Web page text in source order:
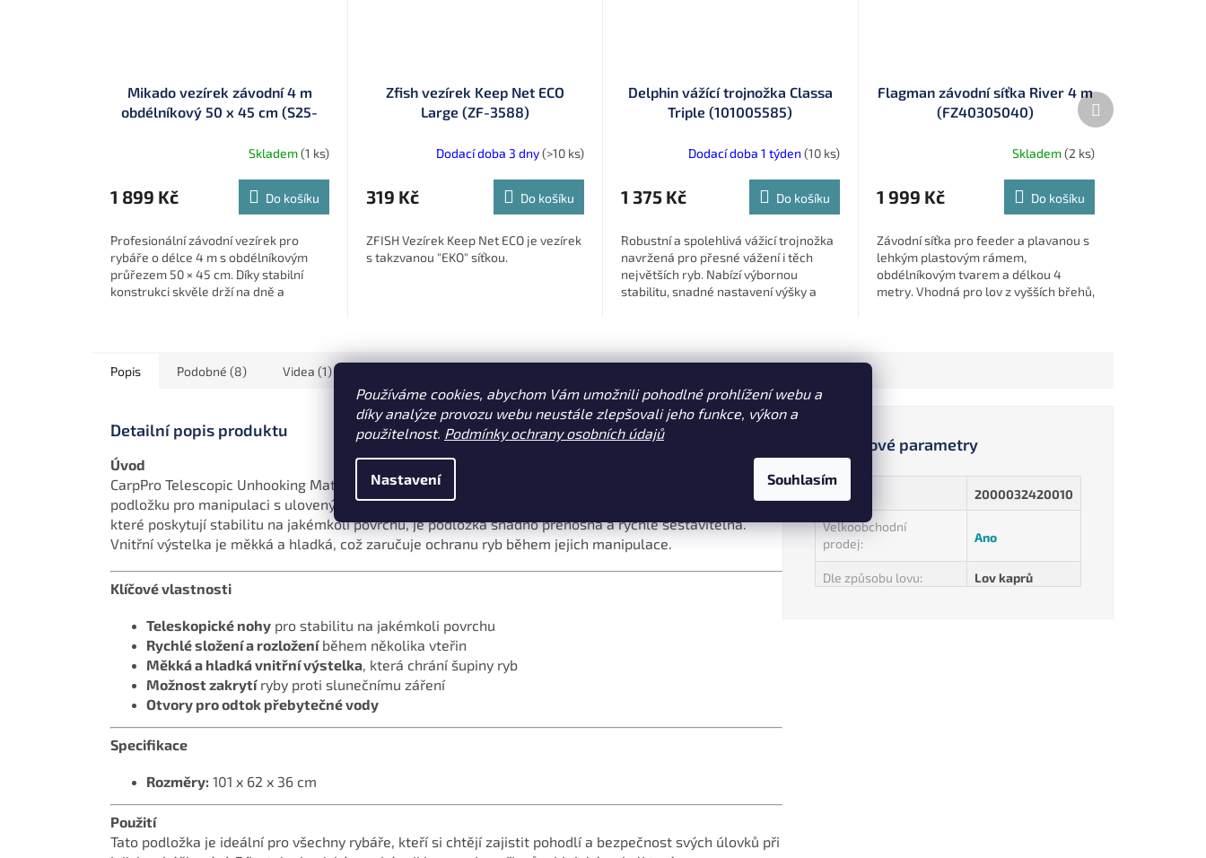
Používáme cookies, abychom Vám umožnili pohodlné prohlížení webu a
díky analýze provozu webu neustále zlepšovali jeho funkce, výkon a
použitelnost. Podmínky ochrany osobních údajů
Nastavení Souhlasím
Mikado vezírek závodní 4 m
obdélníkový 50 x 45 cm (S25-
Skladem(1 ks)
1 899 Kč Do košíku
Profesionální závodní vezírek pro
rybáře o délce 4 m s obdélníkovým
průřezem 50 × 45 cm. Díky stabilní
konstrukci skvěle drží na dně a
Zfish vezírek Keep Net ECO
Large (ZF-3588)
Dodací doba 3 dny(>10 ks)
319 Kč Do košíku
ZFISH Vezírek Keep Net ECO je vezírek
s takzvanou "EKO" síťkou.
Delphin vážící trojnožka Classa
Triple (101005585)
Dodací doba 1 týden (10 ks)
1 375 Kč Do košíku
Robustní a spolehlivá vážicí trojnožka
navržená pro přesné vážení i těch
největších ryb. Nabízí výbornou
stabilitu, snadné nastavení výšky a
Flagman závodní síťka River 4 m
(FZ40305040)
Skladem(2 ks)
1 999 Kč Do košíku
Závodní síťka pro feeder a plavanou s
lehkým plastovým rámem,
obdélníkovým tvarem a délkou 4
metry. Vhodná pro lov z vyšších břehů,
Další
produkt
Popis Podobné (8) Videa (1)
Detailní popis produktu
Úvod
CarpPro Telescopic Unhooking Mat je ideální volbou pro rybáře, kteří hledají bezpečnou a pohodlnou
podložku pro manipulaci s ulovenými rybami. Díky promyšlené konstrukci a teleskopickým nohám,
které poskytují stabilitu na jakémkoli povrchu, je podložka snadno přenosná a rychle sestavitelná.
Vnitřní výstelka je měkká a hladká, což zaručuje ochranu ryb během jejich manipulace.
Klíčové vlastnosti
Teleskopické nohy pro stabilitu na jakémkoli povrchu
Rychlé složení a rozloženíběhem několika vteřin
Měkká a hladká vnitřní výstelka, která chrání šupiny ryb
Možnost zakrytíryby proti slunečnímu záření
Otvory pro odtok přebytečné vody
Specifikace
Rozměry: 101 x 62 x 36 cm
Použití
Tato podložka je ideální pro všechny rybáře, kteří si chtějí zajistit pohodlí a bezpečnost svých úlovků při
Doplňkové parametry
2000032420010
Velkoobchodní
prodej: Ano
Dle způsobu lovu: Lov kaprů